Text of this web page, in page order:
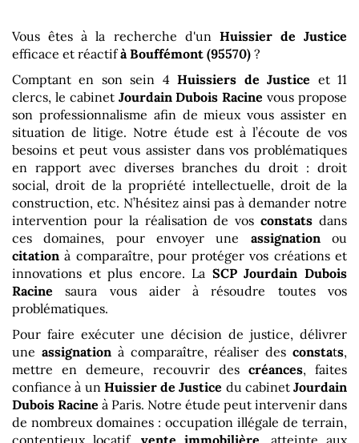
Vous êtes à la recherche d'un Huissier de Justice
efficace et réactif à Bouffémont (95570) ?
Comptant en son sein 4Huissiers de Justice et 11
clercs, le cabinet Jourdain Dubois Racine vous propose
son professionnalisme afin de mieux vous assister en
situation de litige. Notre étude est à l’écoute de vos
besoins et peut vous assister dans vos problématiques
en rapport avec diverses branches du droit : droit
social, droit de la propriété intellectuelle, droit de la
construction, etc. N’hésitez ainsi pas à demander notre
intervention pour la réalisation de vosconstats dans
ces domaines, pour envoyer une assignationou
citation à comparaître, pour protéger vos créations et
innovations et plus encore. La SCP Jourdain Dubois
Racine saura vous aider à résoudre toutes vos
problématiques.
Pour faire exécuter une décision de justice, délivrer
une assignation à comparaître, réaliser des constats,
mettre en demeure, recouvrir des créances, faites
confiance à un Huissier de Justice du cabinet Jourdain
Dubois Racine à Paris. Notre étude peut intervenir dans
de nombreux domaines : occupation illégale de terrain,